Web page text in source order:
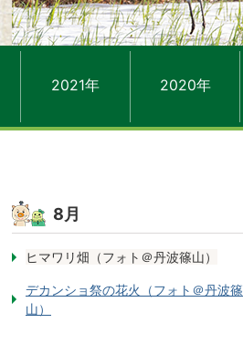
2021年 2020年
8月
ヒマワリ畑（フォト＠丹波篠山）
デカンショ祭の花火（フォト＠丹波篠
山）